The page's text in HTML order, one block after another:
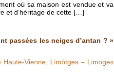
où sa maison est vendue et va
et d’héritage de cette […]
passées les neiges d’antan ? »
Vienne, Limòtges – Limoges